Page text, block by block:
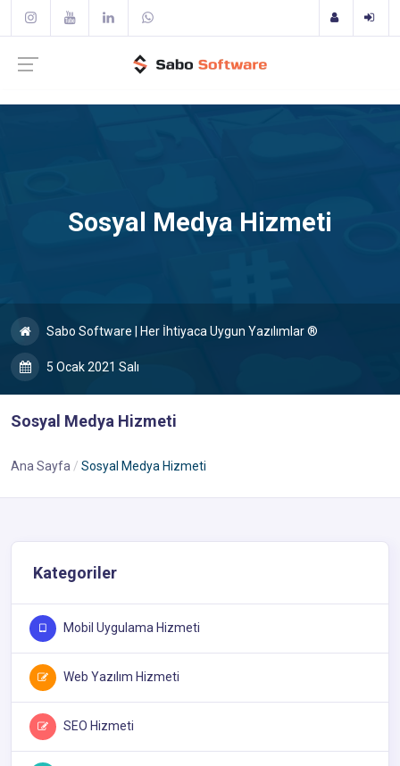
Sosyal Medya Hizmeti
Sabo Software | Her İhtiyaca Uygun Yazılımlar ®
5 Ocak 2021 Salı
Sosyal Medya Hizmeti
Ana Sayfa Sosyal Medya Hizmeti
Kategoriler
Mobil Uygulama Hizmeti
Web Yazılım Hizmeti
SEO Hizmeti